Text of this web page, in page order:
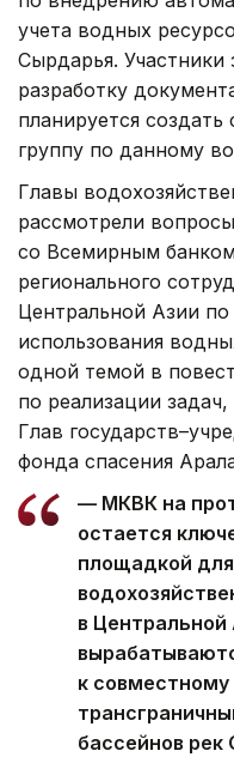
учета водных
Сырдарья. Участники
разработку
планируется
группу по данному
Главы
рассмотрели
со Всемирным
регионального
Центральной Азии
использования
одной темой в
по реализации
Глав
фонда спасения
— МКВК на
остается
площадкой
в
к
бассейнов